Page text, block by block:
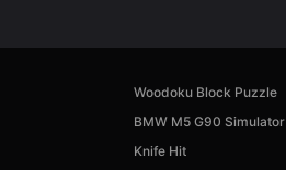
Woodoku Block Puzzle
BMW M5 G90 Simulator
Knife Hit